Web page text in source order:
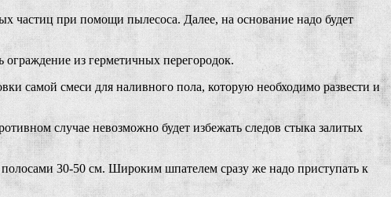
частиц при помощи пылесоса. Далее, на основание надо будет
из герметичных перегородок.
самой смеси для наливного пола, которую необходимо развести и
случае невозможно будет избежать следов стыка залитых
30-50 см. Широким шпателем сразу же надо приступать к